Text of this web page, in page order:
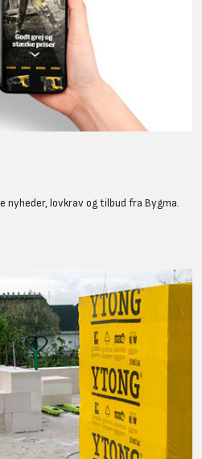
nyheder, lovkrav og tilbud fra Bygma.